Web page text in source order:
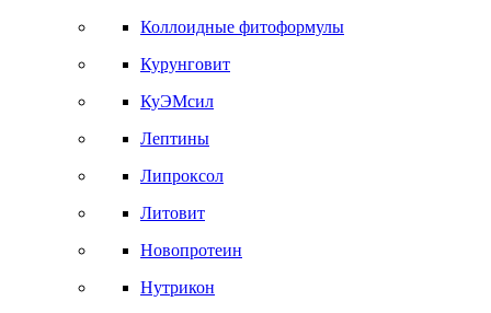
Коллоидные фитоформулы
Курунговит
КуЭМсил
Лептины
Липроксол
Литовит
Новопротеин
Нутрикон